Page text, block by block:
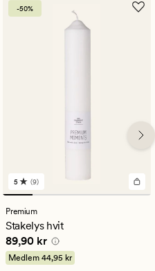
-50%
9
anmeldelser
med
en
gjennomsnittlig
vurdering
på
5
5 (9)
Premium
Stakelys hvit
Pris 89,90 kr
89,90 kr
Medlem 44,95 kr